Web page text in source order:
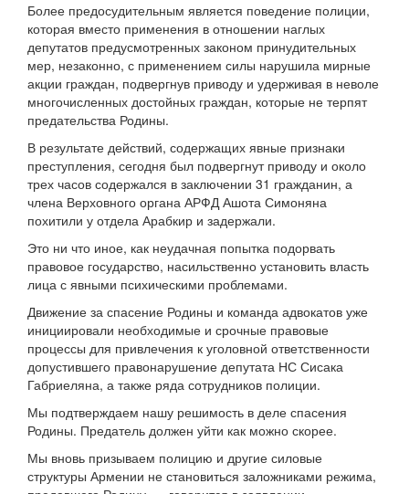
Более предосудительным является поведение полиции,
которая вместо применения в отношении наглых
депутатов предусмотренных законом принудительных
мер, незаконно, с применением силы нарушила мирные
акции граждан, подвергнув приводу и удерживая в неволе
многочисленных достойных граждан, которые не терпят
предательства Родины.
В результате действий, содержащих явные признаки
преступления, сегодня был подвергнут приводу и около
трех часов содержался в заключении 31 гражданин, а
члена Верховного органа АРФД Ашота Симоняна
похитили у отдела Арабкир и задержали.
Это ни что иное, как неудачная попытка подорвать
правовое государство, насильственно установить власть
лица с явными психическими проблемами.
Движение за спасение Родины и команда адвокатов уже
инициировали необходимые и срочные правовые
процессы для привлечения к уголовной ответственности
допустившего правонарушение депутата НС Сисака
Габриеляна, а также ряда сотрудников полиции.
Мы подтверждаем нашу решимость в деле спасения
Родины. Предатель должен уйти как можно скорее.
Мы вновь призываем полицию и другие силовые
структуры Армении не становиться заложниками режима,